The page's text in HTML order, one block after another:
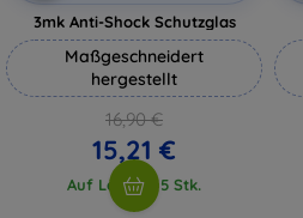
3mk Anti-Shock Schutzglas
Maßgeschneidert
hergestellt
16,90 €
15,21 €
Auf Lager > 5 Stk.